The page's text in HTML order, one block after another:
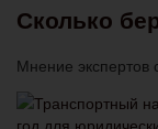
Сколько
Мнение экспертов